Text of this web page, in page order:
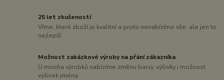
25 let zkušeností
Víme, které zboží je kvalitní a proto nenabízíme vše, ale jen to
nejlepší
Možnost zakázkové výroby na přání zákazníka
U mnoha výrobků nabízíme změnu barvy, výšivky i možnost
výšivek jména